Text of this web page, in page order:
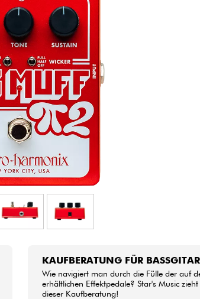
Drums
Kinder
Bundle
Sehen Sie sich unsere Marken an
KAUFBERATUNG FÜR
Wie navigiert man durch die Fülle der auf
erhältlichen Effektpedale? Star's Music
dieser Kaufberatung!